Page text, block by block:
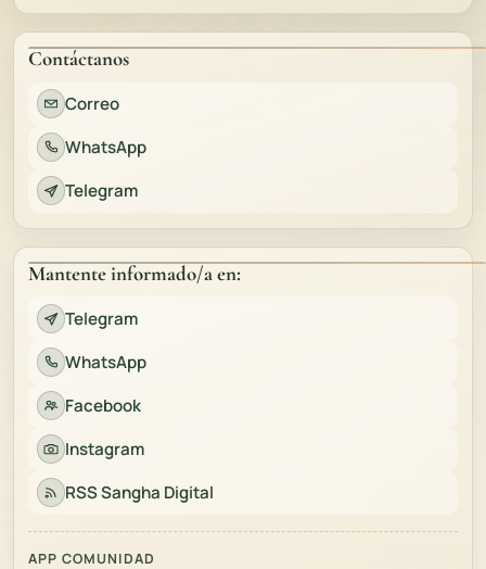
Contáctanos
Correo
WhatsApp
Telegram
Mantente informado/a en:
Telegram
WhatsApp
Facebook
Instagram
RSS Sangha Digital
APP COMUNIDAD